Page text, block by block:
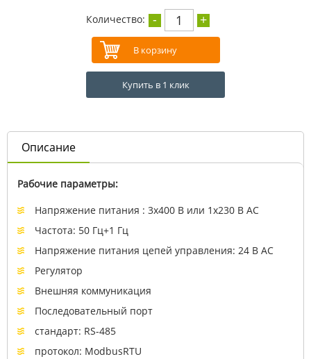
Количество: - 1 +
Купить в 1 клик
Описание
Рабочие параметры:
Напряжение питания : 3x400 В или 1x230 В АС
Частота: 50 Гц+1 Гц
Напряжение питания цепей управления: 24 В АС
Регулятор
Внешняя коммуникация
Последовательный порт
стандарт: RS-485
протокол: ModbusRTU